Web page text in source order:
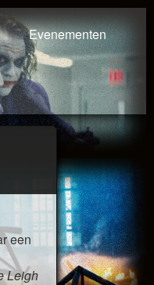
Evenementen
een
Leigh